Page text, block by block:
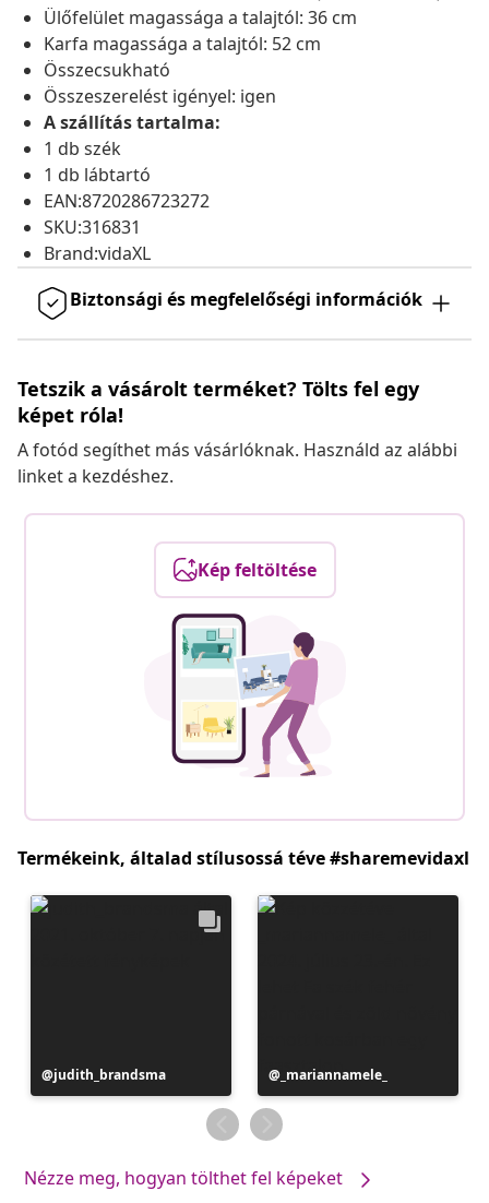
Ülőfelület magassága a talajtól: 36 cm
Karfa magassága a talajtól: 52 cm
Összecsukható
Összeszerelést igényel: igen
A szállítás tartalma:
1 db szék
1 db lábtartó
EAN:8720286723272
SKU:316831
Brand:vidaXL
Biztonsági és megfelelőségi információk
Tetszik a vásárolt terméket? Tölts fel egy
képet róla!
A fotód segíthet más vásárlóknak. Használd az alábbi
linket a kezdéshez.
Kép feltöltése
Termékeink, általad stílusossá téve #sharemevidaxl
Bejegyzés
közzétevője
judith_brandsma
Bejegyzés
közzétevője
_mariannamele_
Nézze meg, hogyan tölthet fel képeket